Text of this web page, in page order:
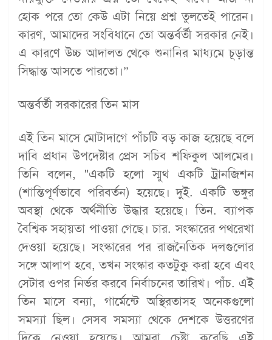
হোক পরে তো কেউ এটা নিয়ে প্রশ্ন তুলতেই পারেন।
কারণ, আমাদের সংবিধানে তো অন্তর্বর্তী সরকার নেই।
এ কারণে উচ্চ আদালত থেকে শুনানির মাধ্যমে চূড়ান্ত
সিদ্ধান্ত আসতে পারতো।”
অন্তর্বর্তী সরকারের তিন মাস
এই তিন মাসে মোটাদাগে পাঁচটি বড় কাজ হয়েছে বলে
দাবি প্রধান উপদেষ্টার প্রেস সচিব শফিকুল আলমের।
তিনি বলেন, "একটি হলো স্মুথ একটি ট্রানজিশন
(শান্তিপূর্ণভাবে পরিবর্তন) হয়েছে। দুই. একটি ভঙ্গুর
অবস্থা থেকে অর্থনীতি উদ্ধার হয়েছে। তিন. ব্যাপক
বৈশ্বিক সহায়তা পাওয়া গেছে। চার. সংস্কারের পথরেখা
দেওয়া হয়েছে। সংস্কারের পর রাজনৈতিক দলগুলোর
সঙ্গে আলাপ হবে, তখন সংস্কার কতটুকু করা হবে এবং
সেটার ওপর নির্ভর করবে নির্বাচনের তারিখ। পাঁচ. এই
তিন মাসে বন্যা, গার্মেন্টে অস্থিরতাসহ অনেকগুলো
সমস্যা ছিল। সেসব সমস্যা থেকে দেশকে উত্তরণের